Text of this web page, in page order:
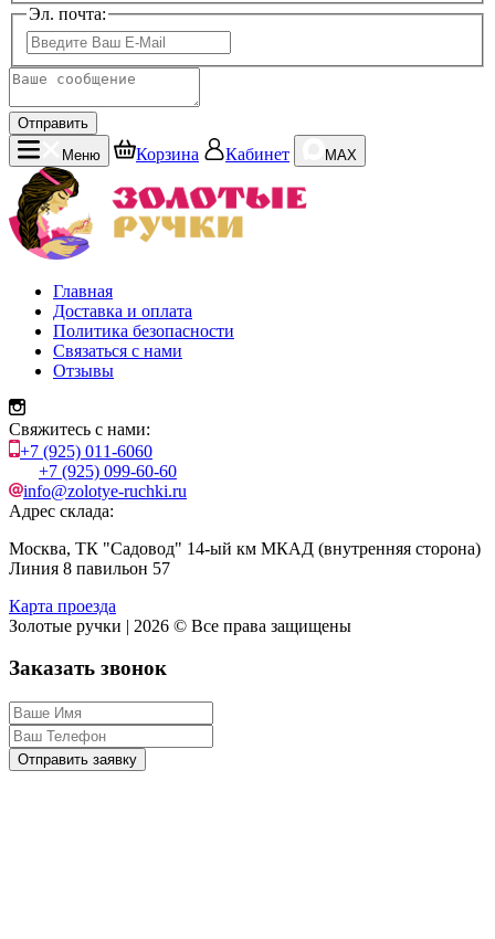
Эл. почта:
Отправить
Меню
Корзина Кабинет MAX
Главная
Доставка и оплата
Политика безопасности
Связаться с нами
Отзывы
Свяжитесь с нами:
+7 (925) 011-6060
+7 (925) 099-60-60
info@zolotye-ruchki.ru
Адрес склада:
Москва, ТК "Садовод" 14-ый км МКАД (внутренняя сторона)
Линия 8 павильон 57
Карта проезда
Золотые ручки | 2026 © Все права защищены
Заказать звонок
Отправить заявку